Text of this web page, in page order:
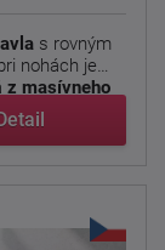
s rovným
nohách je
z masívneho
...
Detail